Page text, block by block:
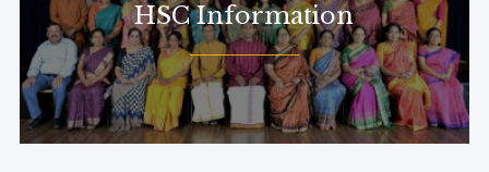
HSC Information